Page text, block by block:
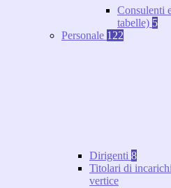
Consulenti
tabelle) 5
Personale 122
Dirigenti 8
Titolari di
vertice